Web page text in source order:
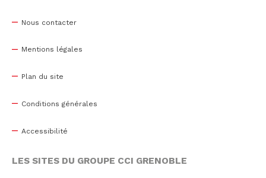
Nous contacter
Mentions légales
Plan du site
Conditions générales
Accessibilité
LES SITES DU GROUPE CCI GRENOBLE